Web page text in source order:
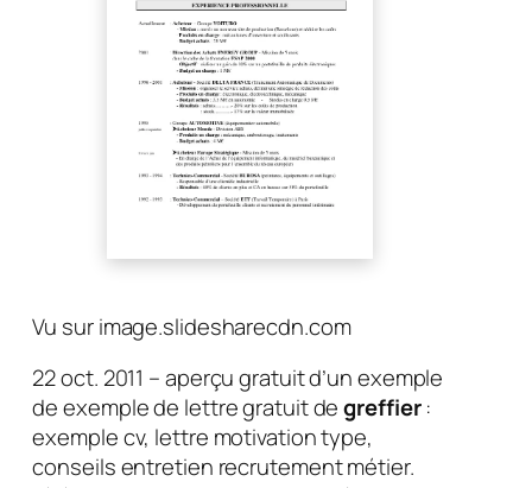
Vu sur image.slidesharecdn.com
22 oct. 2011 – aperçu gratuit d’un exemple
de exemple de lettre gratuit degreffier:
exemple cv, lettre motivation type,
conseils entretien recrutement métier.